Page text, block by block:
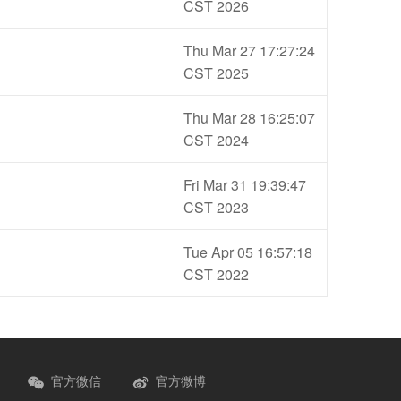
CST 2026
Thu Mar 27 17:27:24
CST 2025
Thu Mar 28 16:25:07
CST 2024
Fri Mar 31 19:39:47
CST 2023
Tue Apr 05 16:57:18
CST 2022
官方微信 官方微博